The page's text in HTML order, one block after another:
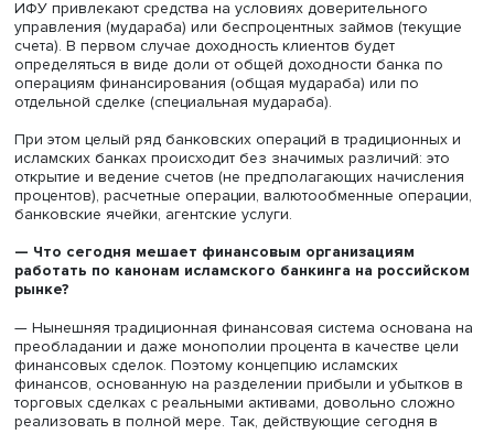
финансирование (мудараба) или участие в капитале
(мушарака) с разделением прибылей и рисков. ИФУ не
финансировать какие-либо виды деятельности,
повлечь за собой вред человеку, обществу или
Конкретные виды деятельности и рамки сделок
таком учреждении (как правило, он может именоваться
шариатским советом). То есть это не только исключает
финансирование производства алкоголя, табака,
порноиндустрии, но, например, были кейсы в
практике, когда совет блокировал сделку с кормами
животных, ибо были сомнения относительно того,
такой корм соответствует природному питанию
управления (мудараба) или беспроцентных займов
счета). В первом случае доходность клиентов будет
определяться в виде доли от общей доходности банка
операциям финансирования (общая мудараба) или по
отдельной сделке (специальная мудараба).